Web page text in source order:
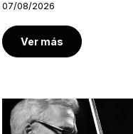
07/08/2026
Ver más